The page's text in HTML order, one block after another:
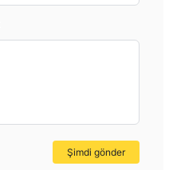
Şimdi gönder